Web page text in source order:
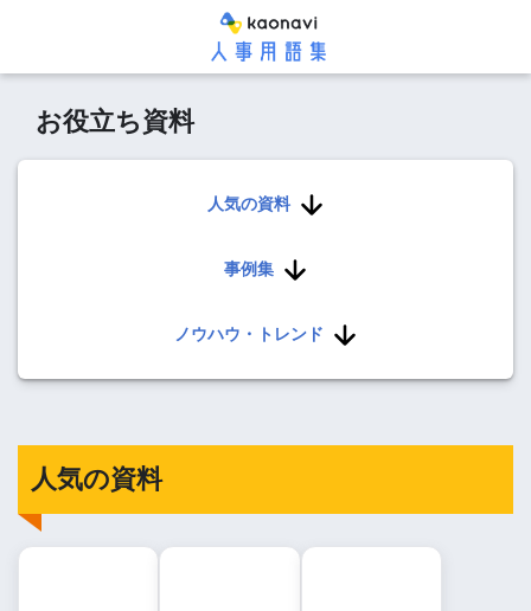
お役立ち資料
人気の資料
事例集
ノウハウ・トレンド
人気の資料